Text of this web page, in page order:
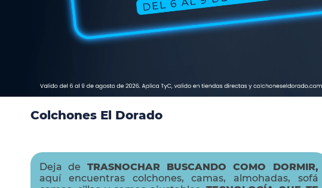
Colchones El Dorado
Deja de TRASNOCHAR BUSCANDO COMO DORMIR,
aquí encuentras colchones, camas, almohadas, sofá
magnerest